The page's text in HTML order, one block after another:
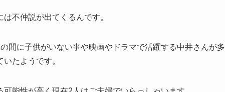
不仲説が出てくるんです。
間に子供がいない事や映画やドラマで活躍する中井さんが多
たようです。